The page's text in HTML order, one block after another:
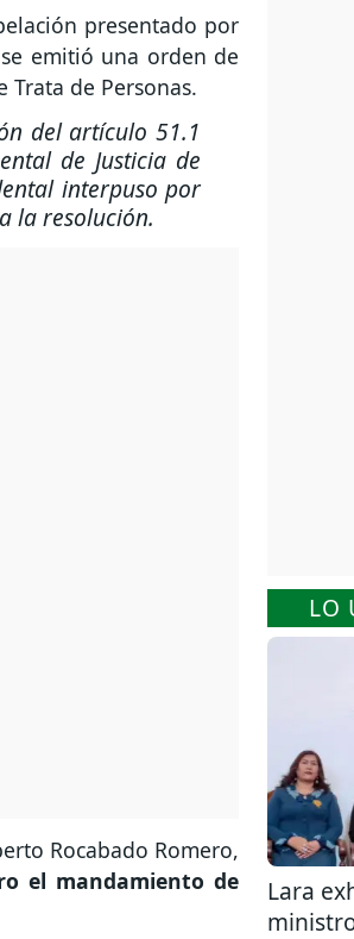
presentado por
emitió una orden de
de Personas.
del artículo 51.1
de Justicia de
interpuso por
la resolución.
Rocabado Romero,
el mandamiento de
LO
Lara